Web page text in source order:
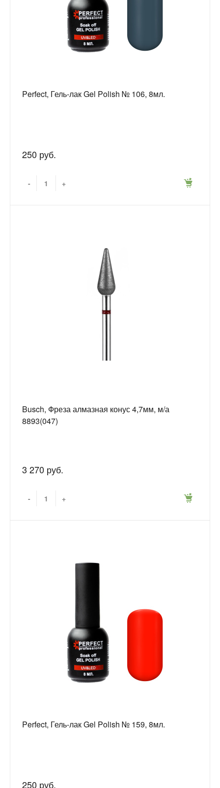
Perfect, Гель-лак Gel Polish № 106, 8мл.
250 руб.
- +
Busch, Фреза алмазная конус 4,7мм, м/а
8893(047)
3 270 руб.
- +
Perfect, Гель-лак Gel Polish № 159, 8мл.
250 руб.